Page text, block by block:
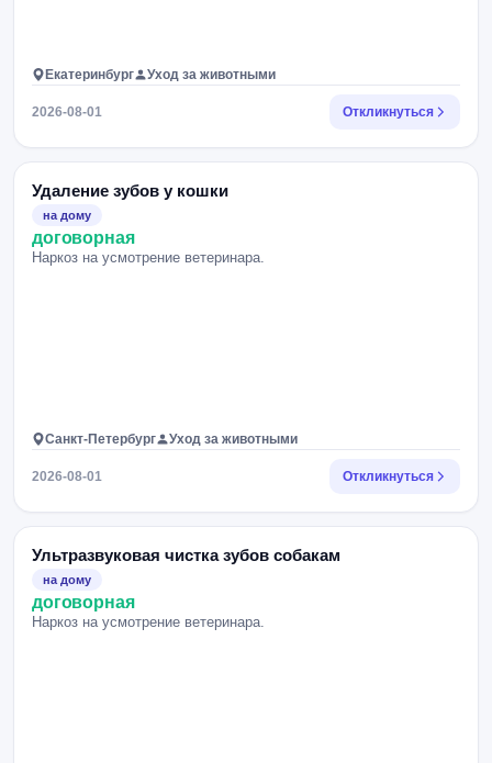
Екатеринбург Уход за животными
2026-08-01 Откликнуться
Удаление зубов у кошки
на дому
договорная
Наркоз на усмотрение ветеринара.
Санкт-Петербург Уход за животными
2026-08-01 Откликнуться
Ультразвуковая чистка зубов собакам
на дому
договорная
Наркоз на усмотрение ветеринара.